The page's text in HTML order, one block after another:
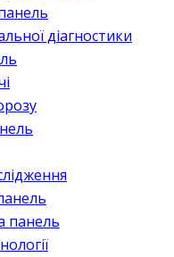
діагностики
панель